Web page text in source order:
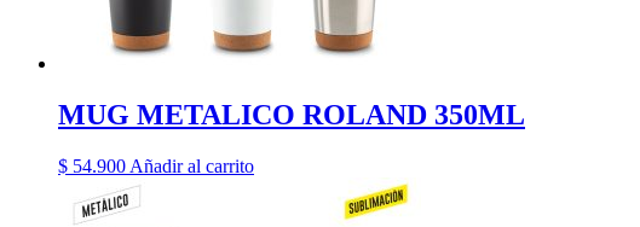
MUG METALICO ROLAND 350ML
$ 54.900 Añadir al carrito